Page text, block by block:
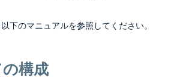
下のマニュアルを参照してください。
構成